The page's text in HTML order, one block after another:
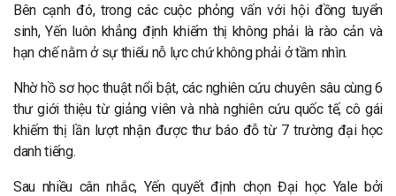
Bên cạnh đó, trong các cuộc phỏng vấn với hội đồng tuyển
sinh, Yến luôn khẳng định khiếm thị không phải là rào cản và
hạn chế nằm ở sự thiếu nỗ lực chứ không phải ở tầm nhìn.
Nhờ hồ sơ học thuật nổi bật, các nghiên cứu chuyên sâu cùng 6
thư giới thiệu từ giảng viên và nhà nghiên cứu quốc tế, cô gái
khiếm thị lần lượt nhận được thư báo đỗ từ 7 trường đại học
danh tiếng.
Sau nhiều cân nhắc, Yến quyết định chọn Đại học Yale bởi